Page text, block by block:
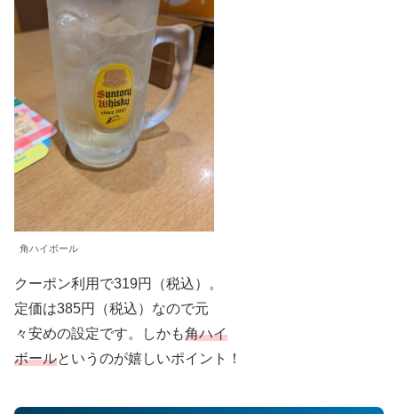
角ハイボール
クーポン利用で319円（税込）。
定価は385円（税込）なので元
々安めの設定です。しかも角ハイ
ボールというのが嬉しいポイント！